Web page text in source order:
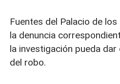
Fuentes del Palacio de
la denuncia
la investigación pueda
del robo.